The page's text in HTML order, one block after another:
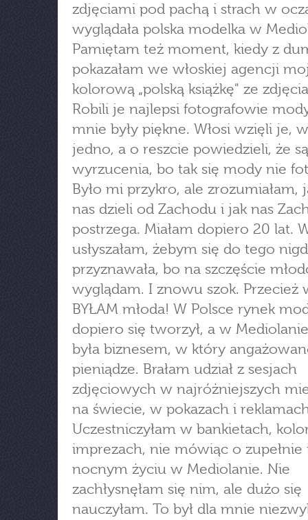
zdjęciami pod pachą i strach w
wyglądała polska modelka w
Pamiętam też moment, kiedy z
pokazałam we włoskiej agencji
kolorową „polską książkę" ze
Robili je najlepsi fotografowie
mnie były piękne. Włosi wzięli je,
jedno, a o reszcie powiedzieli, że
wyrzucenia, bo tak się mody nie
Było mi przykro, ale zrozumiałam,
nas dzieli od Zachodu i jak nas
postrzega. Miałam dopiero 20 lat.
usłyszałam, żebym się do tego
przyznawała, bo na szczęście
wyglądam. I znowu szok. Przecież
BYŁAM młoda! W Polsce rynek
dopiero się tworzył, a w
była biznesem, w który
pieniądze. Brałam udział z sesjach
zdjęciowych w najróżniejszych
na świecie, w pokazach i
Uczestniczyłam w bankietach,
imprezach, nie mówiąc o
nocnym życiu w Mediolanie. Nie
zachłysnęłam się nim, ale dużo się
nauczyłam. To był dla mnie